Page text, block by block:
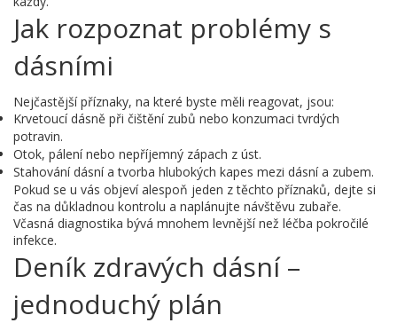
Jak rozpoznat problémy s
dásními
Nejčastější příznaky, na které byste měli reagovat, jsou:
Krvetoucí dásně při čištění zubů nebo konzumaci tvrdých
potravin.
Otok, pálení nebo nepříjemný zápach z úst.
Stahování dásní a tvorba hlubokých kapes mezi dásní a zubem.
Pokud se u vás objeví alespoň jeden z těchto příznaků, dejte si
čas na důkladnou kontrolu a naplánujte návštěvu zubaře.
Včasná diagnostika bývá mnohem levnější než léčba pokročilé
infekce.
Deník zdravých dásní –
jednoduchý plán